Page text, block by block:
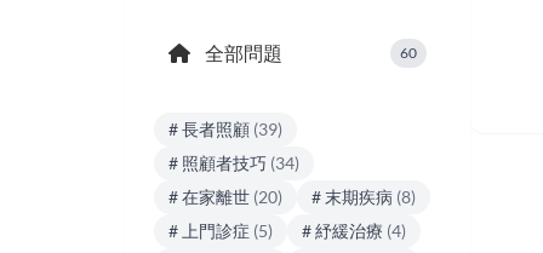
全部問題 60
# 長者照顧 (39)
# 照顧者技巧 (34)
# 在家離世 (20) # 末期疾病 (8)
# 上門診症 (5) # 紓緩治療 (4)